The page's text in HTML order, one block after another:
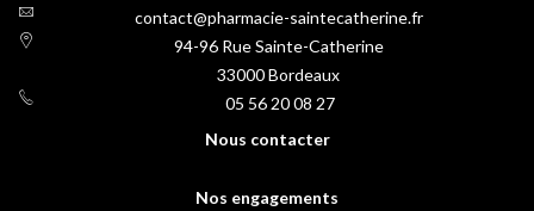
contact@pharmacie-saintecatherine.fr
94-96 Rue Sainte-Catherine
33000Bordeaux
05 56 20 08 27
Nous contacter
Nos engagements